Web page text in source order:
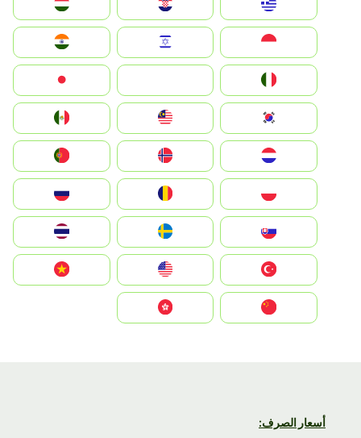
Hrvatska
Magyarország
Indonesia
South Korea
Nederland
Portugal
România
Slovensko
United States
Vietnam
أسعار الصرف: